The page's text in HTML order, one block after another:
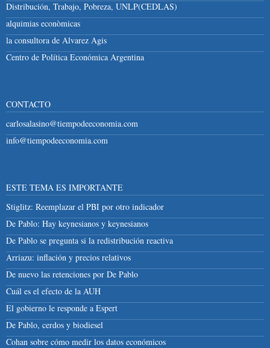
Distribución, Trabajo, Pobreza, UNLP(CEDLAS)
alquimias econòmicas
la consultora de Alvarez Agis
Centro de Política Económica Argentina
CONTACTO
carlosalasino@tiempodeeconomia.com
info@tiempodeeconomia.com
ESTE TEMA ES IMPORTANTE
Stiglitz: Reemplazar el PBI por otro indicador
De Pablo: Hay keynesianos y keynesianos
De Pablo se pregunta si la redistribución reactiva
Arriazu: inflación y precios relativos
De nuevo las retenciones por De Pablo
Cuál es el efecto de la AUH
El gobierno le responde a Espert
De Pablo, cerdos y biodiesel
Cohan sobre cómo medir los datos económicos